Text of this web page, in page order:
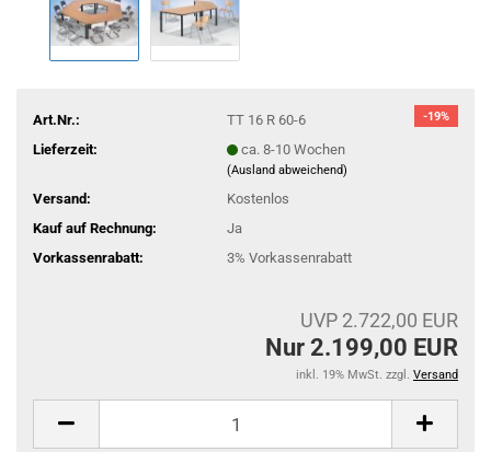
-19%
Art.Nr.:
TT 16 R 60-6
Lieferzeit:
ca. 8-10 Wochen
(Ausland abweichend)
Versand:
Kostenlos
Kauf auf Rechnung:
Ja
Vorkassenrabatt:
3% Vorkassenrabatt
UVP 2.722,00 EUR
Nur 2.199,00 EUR
inkl. 19% MwSt. zzgl. Versand